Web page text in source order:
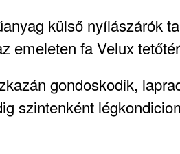
külső nyílászárók
emeleten fa Velux
gondoskodik,
szintenként